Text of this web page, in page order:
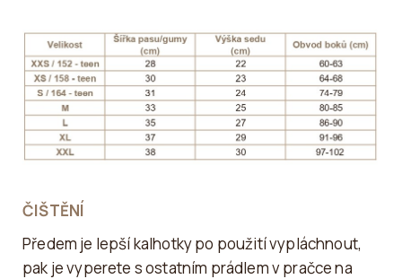
ČIŠTĚNÍ
Předem je lepší kalhotky po použití vypláchnout,
pak je vyperete s ostatním prádlem v pračce na